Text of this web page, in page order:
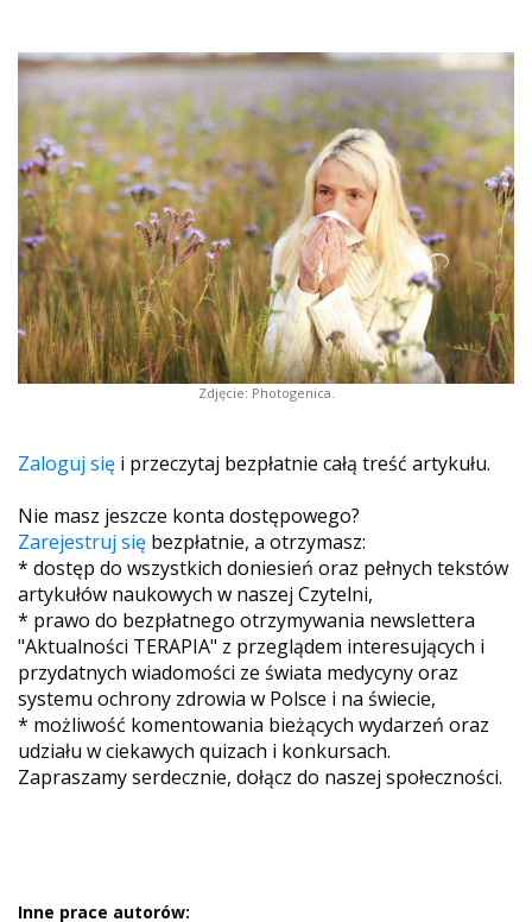
Zdjęcie: Photogenica.
Zaloguj się i przeczytaj bezpłatnie całą treść artykułu.
Nie masz jeszcze konta dostępowego?
Zarejestruj się bezpłatnie, a otrzymasz:
* dostęp do wszystkich doniesień oraz pełnych tekstów
artykułów naukowych w naszej Czytelni,
* prawo do bezpłatnego otrzymywania newslettera
"Aktualności TERAPIA" z przeglądem interesujących i
przydatnych wiadomości ze świata medycyny oraz
systemu ochrony zdrowia w Polsce i na świecie,
* możliwość komentowania bieżących wydarzeń oraz
udziału w ciekawych quizach i konkursach.
Zapraszamy serdecznie, dołącz do naszej społeczności.
Inne prace autorów: